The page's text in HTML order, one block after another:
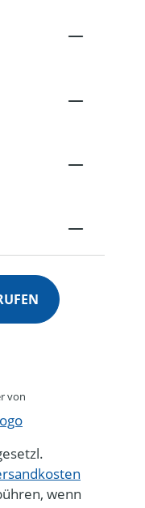
von
wenn